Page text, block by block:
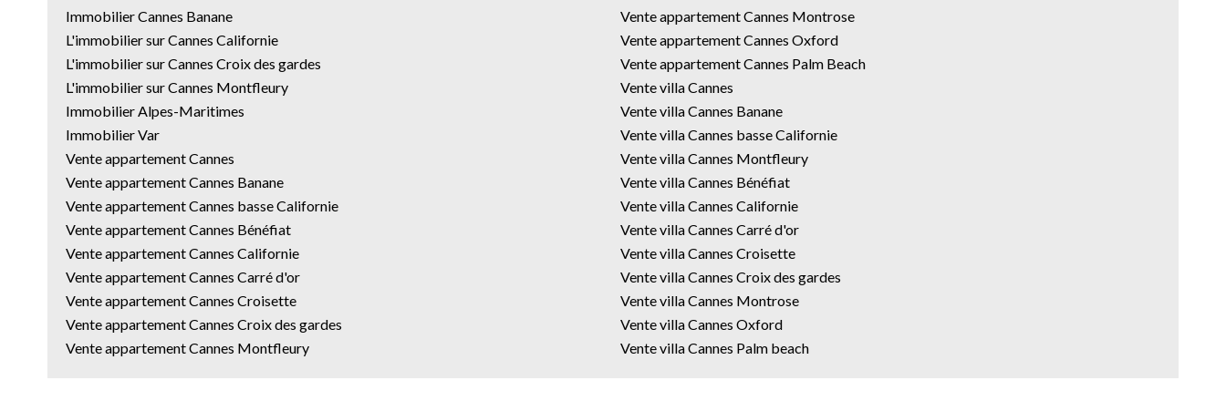
Immobilier Cannes Banane
L'immobilier sur Cannes Californie
L'immobilier sur Cannes Croix des gardes
L'immobilier sur Cannes Montfleury
Immobilier Alpes-Maritimes
Immobilier Var
Vente appartement Cannes
Vente appartement Cannes Banane
Vente appartement Cannes basse Californie
Vente appartement Cannes Bénéfiat
Vente appartement Cannes Californie
Vente appartement Cannes Carré d'or
Vente appartement Cannes Croisette
Vente appartement Cannes Croix des gardes
Vente appartement Cannes Montfleury
Vente appartement Cannes Montrose
Vente appartement Cannes Oxford
Vente appartement Cannes Palm Beach
Vente villa Cannes
Vente villa Cannes Banane
Vente villa Cannes basse Californie
Vente villa Cannes Montfleury
Vente villa Cannes Bénéfiat
Vente villa Cannes Californie
Vente villa Cannes Carré d'or
Vente villa Cannes Croisette
Vente villa Cannes Croix des gardes
Vente villa Cannes Montrose
Vente villa Cannes Oxford
Vente villa Cannes Palm beach